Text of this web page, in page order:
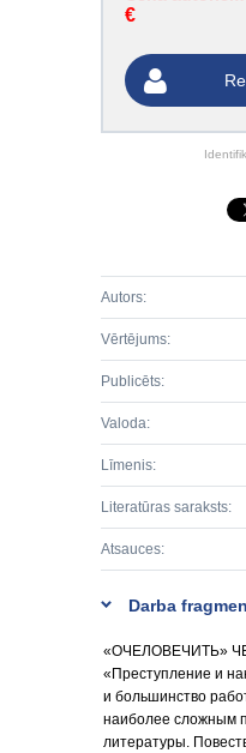
€
Autors:
Vērtējums:
Publicēts:
Valoda:
Līmenis:
Literatūras saraksts:
Atsauces:
Darba
«ОЧЕЛОВЕЧИТЬ»
«Преступление и
и большинство
наиболее сложным
литературы.